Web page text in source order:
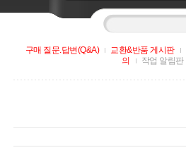
구매 질문.답변(Q&A) 교환&반품 게시판
의
작업 알림판